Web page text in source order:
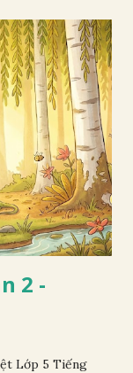
2 -
Lớp 5 Tiếng